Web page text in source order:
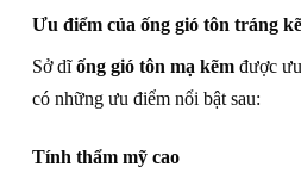
Ưu điểm của ống gió tôn tráng
Sở dĩống gió tôn mạ kẽm được
có những ưu điểm nổi bật sau:
Tính thẩm mỹ cao